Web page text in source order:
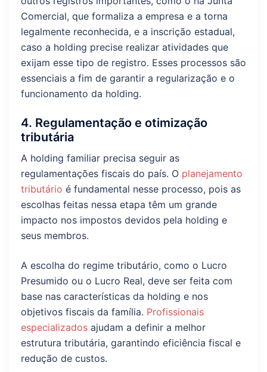
Comercial, que formaliza a empresa e a torna
legalmente reconhecida, e a inscrição estadual,
caso a holding precise realizar atividades que
exijam esse tipo de registro. Esses processos são
essenciais a fim de garantir a regularização e o
funcionamento da holding.
4. Regulamentação e otimização
tributária
A holding familiar precisa seguir as
regulamentações fiscais do país. O planejamento
tributário é fundamental nesse processo, pois as
escolhas feitas nessa etapa têm um grande
impacto nos impostos devidos pela holding e
seus membros.
A escolha do regime tributário, como o Lucro
Presumido ou o Lucro Real, deve ser feita com
base nas características da holding e nos
objetivos fiscais da família. Profissionais
especializados ajudam a definir a melhor
estrutura tributária, garantindo eficiência fiscal e
redução de custos.